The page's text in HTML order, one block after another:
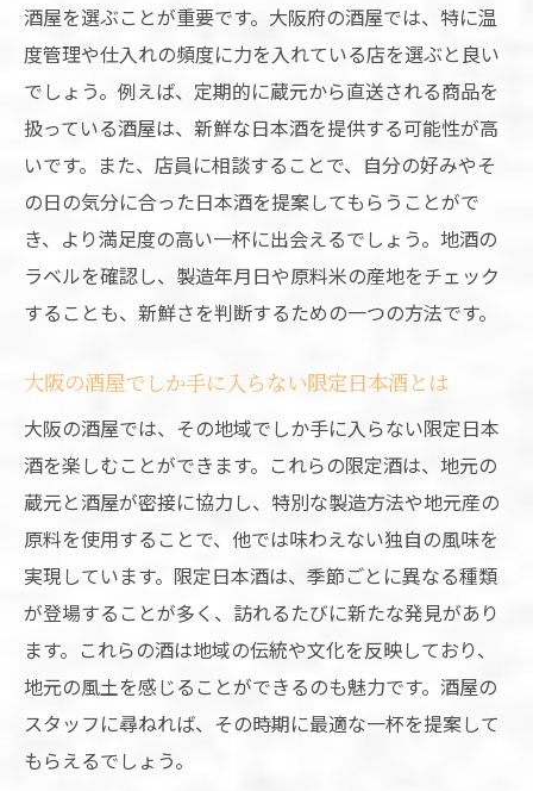
大阪の酒屋が誇る特有の焼酎とは
蔵元直送の焼酎を楽しむ理由
大阪ならではの焼酎が生まれる背景
焼酎選びのコツ：酒屋が教えるポイント
焼酎の楽しみ方：地元の食文化と共に
大阪の酒屋と蔵元の協力関係がもたらす特
別な体験
稲田酒店で出会う、大阪の地酒とその風土への
稲田酒店の地酒ラインナップを徹底解説
地元の風土が育む地酒の特徴
酒屋が語る、大阪の地酒の魅力
稲田酒店で人気の地酒とその楽しみ方
大阪の文化が香る地酒選びのヒント
訪れるべき理由：稲田酒店の特別なサービ
ス
大阪の酒屋でしか味わえない、日本酒の新鮮な
風味
酒屋直送の新鮮な日本酒を楽しむ
酒屋を選ぶことが重要です。大阪府の酒屋では、特に温
度管理や仕入れの頻度に力を入れている店を選ぶと良い
でしょう。例えば、定期的に蔵元から直送される商品を
扱っている酒屋は、新鮮な日本酒を提供する可能性が高
いです。また、店員に相談することで、自分の好みやそ
の日の気分に合った日本酒を提案してもらうことがで
き、より満足度の高い一杯に出会えるでしょう。地酒の
ラベルを確認し、製造年月日や原料米の産地をチェック
することも、新鮮さを判断するための一つの方法です。
大阪の酒屋でしか手に入らない限定日本酒とは
大阪の酒屋では、その地域でしか手に入らない限定日本
酒を楽しむことができます。これらの限定酒は、地元の
蔵元と酒屋が密接に協力し、特別な製造方法や地元産の
原料を使用することで、他では味わえない独自の風味を
実現しています。限定日本酒は、季節ごとに異なる種類
が登場することが多く、訪れるたびに新たな発見があり
ます。これらの酒は地域の伝統や文化を反映しており、
地元の風土を感じることができるのも魅力です。酒屋の
スタッフに尋ねれば、その時期に最適な一杯を提案して
もらえるでしょう。